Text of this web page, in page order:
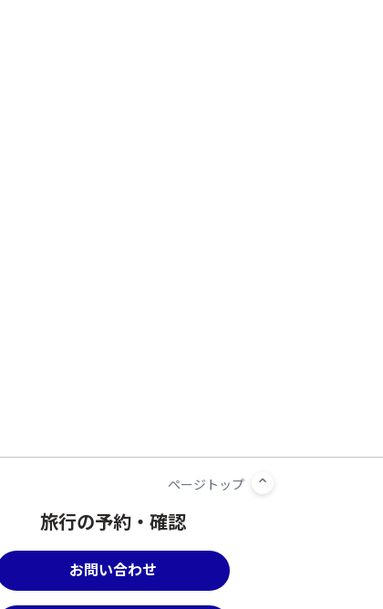
旅行の予約・確認
お問い合わせ